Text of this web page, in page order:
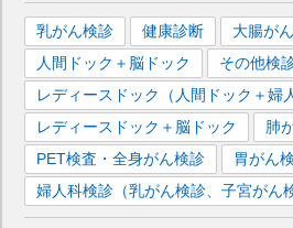
乳がん検診 健康診断 大腸が
人間ドック＋脳ドック
その他検
レディースドック（人間ドック＋婦
レディースドック＋脳ドック
肺
PET検査・全身がん検診
胃がん
婦人科検診（乳がん検診、子宮がん